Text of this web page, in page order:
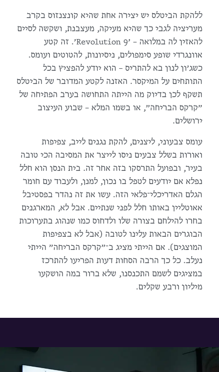
ללהקת הביטלס יש יצירה אחת שהיא קונצנזוס בקרב
מעריציה לגבי כך שהיא מעיקה, מעצבנת, ושקשה לסיים
להאזין לה במלואה – ׳Revolution 9׳. זה קטע
אוונגרדי שופע סימפולים, ניסיונות, להטוטים ועומס.
כשג׳ון לנון בא להתריס – הוא יודע להפציץ בכל
התותחים על המיקסר. האזנה לקטע המדובר של הביטלס
תשקף לכן בדיוק מה הייתה התחושה בערב הפתיחה של
״קרקס הבריחה״, או בשמו המלא – שבוע העיצוב
ירושלים.
עומס צבעוני, ליצנים, להקת נגנים לייב, צפיפות
ואורות בשלל צבעים ניסו לייצר את המסיבה הכי טובה
בעיר, ובפועל התרסקו בזה אחר זה. בית הנסן הוא חלל
נפלא אם יודעים לטפל בו נכון, למנן, ולעבוד עם חומר
הגלם האדריכלי־פלאי הזה. עשו את זה נהדר בפסטיבל
אאוטליין באותו חלל לפני שנתיים. אבל לא, המארגנים
בחרו להילחם בצורה שלו ולדחוס כמו שנהוג בתערוכות
הבוגרים הבאות עלינו לטובה (אבל לא בצפיפות
המוצגים). אם הייתי מציג ב־״קרקס הבריחה״ הייתי
נעלב. כל כך הרבה הסחות דעות הפריעו להתרכז
במציגים לשמם התכנסנו, שלא ברור במה הושקעו
מיליון ורבע שקלים.